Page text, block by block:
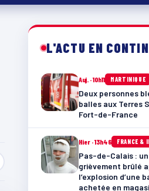
L'ACTU EN
Auj. · 10h11 MARTINIQUE
Deux personnes
balles aux Terres
Fort-de-France
Hier · 13h46 FRANCE &
Pas-de-Calais :
grièvement brûlé
l’explosion d’une
achetée en